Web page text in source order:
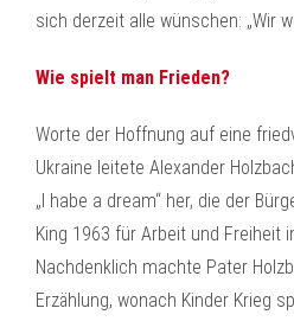
sich derzeit alle wünschen: „Wir
Wie spielt man Frieden?
Worte der Hoffnung auf eine
Ukraine leitete Alexander
„I habe a dream“ her, die der
King 1963 für Arbeit und Freiheit
Nachdenklich machte Pater
Erzählung, wonach Kinder Krieg